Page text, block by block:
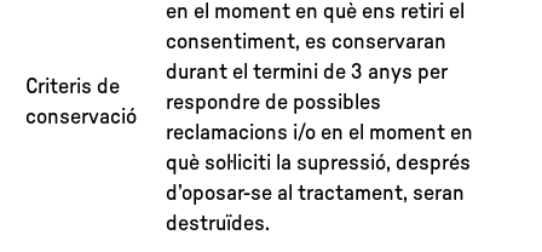
Criteris de
conservació
en el moment en què ens retiri el
consentiment, es conservaran
durant el termini de 3 anys per
respondre de possibles
reclamacions i/o en el moment en
què sol·liciti la supressió, després
d’oposar-se al tractament, seran
destruïdes.